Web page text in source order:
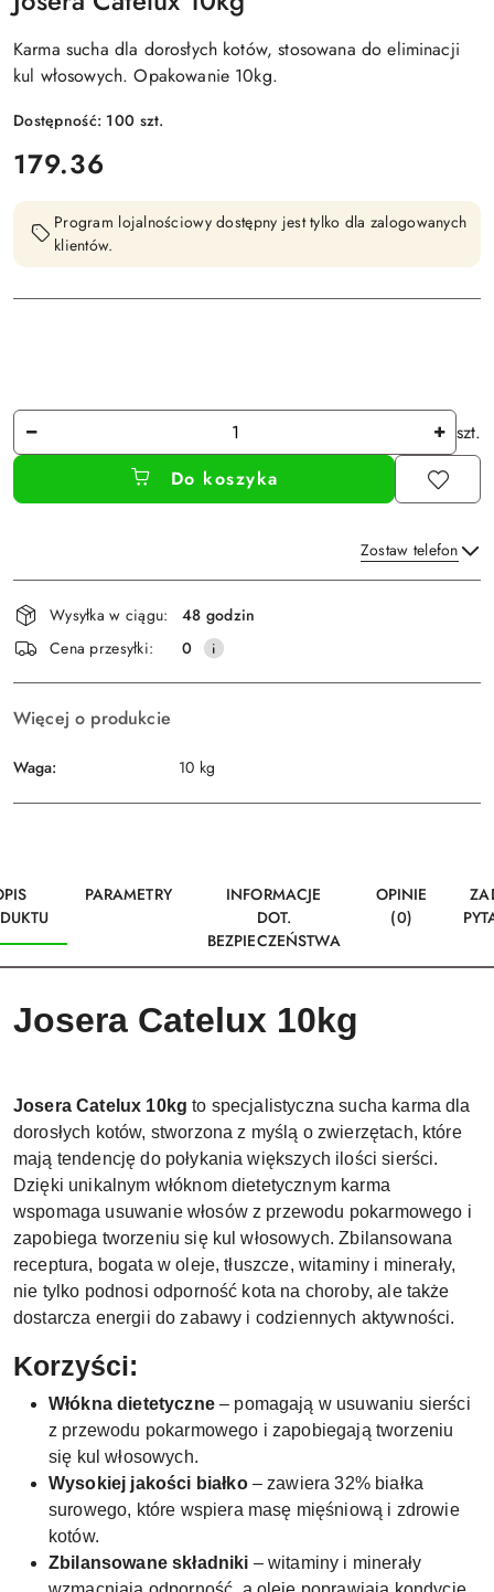
Karma sucha dla dorosłych kotów, stosowana do eliminacji
kul włosowych. Opakowanie 10kg.
Dostępność: 100 szt.
cena:
179.36
Program lojalnościowy dostępny jest tylko dla zalogowanych
klientów.
Ilość
szt.
Do koszyka
Zostaw telefon
Wyślij
Dostępność
i
dostawa
Wysyłka w ciągu:
48 godzin
Cena przesyłki:
0
Więcej o produkcie
Waga: 10 kg
PARAMETRY
INFORMACJE
DOT.
BEZPIECZEŃSTWA
OPINIE
(0)
Josera Catelux 10kg
Josera Catelux 10kg to specjalistyczna sucha karma dla
dorosłych kotów, stworzona z myślą o zwierzętach, które
mają tendencję do połykania większych ilości sierści.
Dzięki unikalnym włóknom dietetycznym karma
wspomaga usuwanie włosów z przewodu pokarmowego i
zapobiega tworzeniu się kul włosowych. Zbilansowana
receptura, bogata w oleje, tłuszcze, witaminy i minerały,
nie tylko podnosi odporność kota na choroby, ale także
dostarcza energii do zabawy i codziennych aktywności.
Korzyści:
Włókna dietetyczne– pomagają w usuwaniu sierści
z przewodu pokarmowego i zapobiegają tworzeniu
się kul włosowych.
Wysokiej jakości białko– zawiera 32% białka
surowego, które wspiera masę mięśniową i zdrowie
kotów.
Zbilansowane składniki – witaminy i minerały